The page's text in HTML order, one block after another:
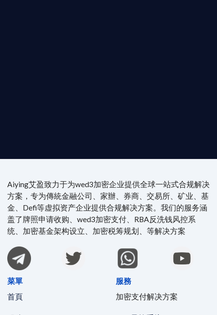
Aiying艾盈致力于为wed3加密企业提供全球一站式合规解决
方案，专为傳統金融公司、家辦、券商、交易所、矿业、基
金、Defi等虚拟资产企业提供合规解决方案。我们的服务涵
盖了牌照申请收购、wed3加密支付、RBA反洗钱风控系
统、加密基金架构设立、加密税筹规划、等解决方案
菜單
首頁
服務
加密支付解决方案